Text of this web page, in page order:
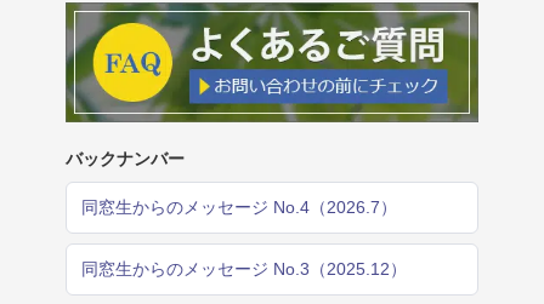
バックナンバー
同窓生からのメッセージ No.4（2026.7）
同窓生からのメッセージ No.3（2025.12）